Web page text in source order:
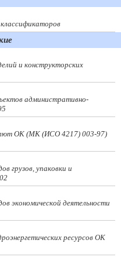
и конструкторских
административно-
ОК (МК (ИСО 4217) 003-97)
грузов, упаковки и
экономической деятельности
ресурсов ОК